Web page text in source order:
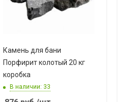
Камень для бани
Порфирит колотый 20 кг
коробка
В наличии: 33